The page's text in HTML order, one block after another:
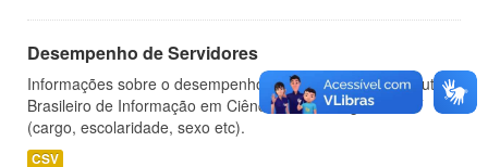
Desempenho de Servidores
Informações sobre o desempenho de servidores do Instituto
Brasileiro de Informação em Ciência e Tecnologia - IBICT
(cargo, escolaridade, sexo etc).
CSV